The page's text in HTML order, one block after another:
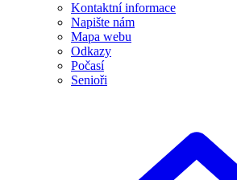
Kontaktní informace
Napište nám
Mapa webu
Odkazy
Počasí
Senioři